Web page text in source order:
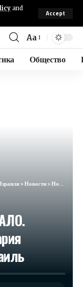
and
Accept
Aa
Общество
>Новости>Новости Израиля. НАЧАЛО. Выпуск 612. Радио Наария #новостиизраиля #израиль